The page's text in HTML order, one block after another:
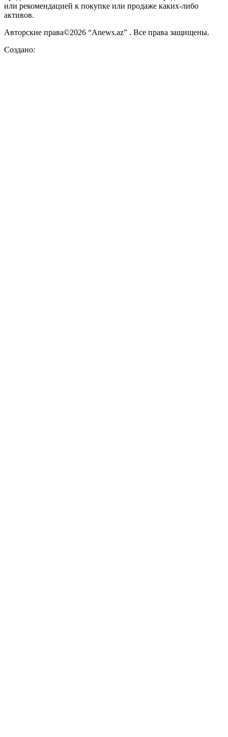
или рекомендацией к покупке или продаже каких-либо
активов.
Авторские права©2026 “Anews.az” . Все права защищены.
Создано: